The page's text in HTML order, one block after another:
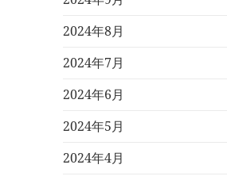
2024年8月
2024年7月
2024年6月
2024年5月
2024年4月